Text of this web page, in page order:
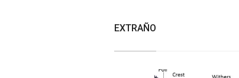
EXTRAÑO